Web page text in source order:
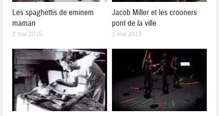
Les spaghettis de eminem
maman
2 mai 2015
Jacob Miller et les crooners
pont de la ville
2 mai 2015